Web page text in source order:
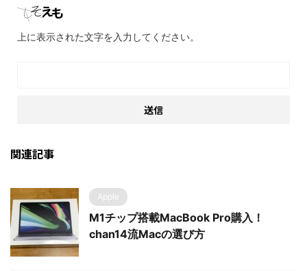
上に表示された文字を入力してください。
関連記事
Apple
M1チップ搭載MacBook Pro購入！
chan14流Macの選び方